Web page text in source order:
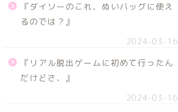
『ダイソーのこれ、ぬいバッグに使え
るのでは？』
2024-03-16
『リアル脱出ゲームに初めて行ったん
だけどさ、』
2024-03-16